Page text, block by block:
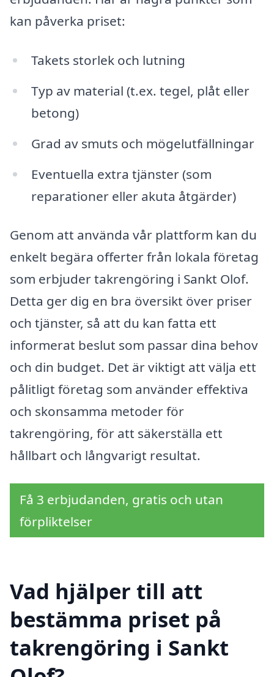
kan påverka priset:
Takets storlek och lutning
Typ av material (t.ex. tegel, plåt eller
betong)
Grad av smuts och mögelutfällningar
Eventuella extra tjänster (som
reparationer eller akuta åtgärder)
Genom att använda vår plattform kan du
enkelt begära offerter från lokala företag
som erbjuder takrengöring i Sankt Olof.
Detta ger dig en bra översikt över priser
och tjänster, så att du kan fatta ett
informerat beslut som passar dina behov
och din budget. Det är viktigt att välja ett
pålitligt företag som använder effektiva
och skonsamma metoder för
takrengöring, för att säkerställa ett
hållbart och långvarigt resultat.
Få 3 erbjudanden, gratis och utan
förpliktelser
Vad hjälper till att
bestämma priset på
takrengöring i Sankt